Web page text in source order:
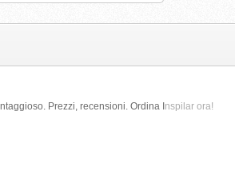
Prezzi, recensioni. Ordina I nspilar ora!